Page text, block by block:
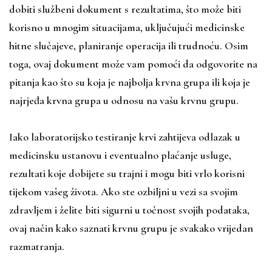
dobiti službeni dokument s rezultatima, što može biti
korisno u mnogim situacijama, uključujući medicinske
hitne slučajeve, planiranje operacija ili trudnoću. Osim
toga, ovaj dokument može vam pomoći da odgovorite na
pitanja kao što su koja je najbolja krvna grupa ili koja je
najrjeđa krvna grupa u odnosu na vašu krvnu grupu.
Iako laboratorijsko testiranje krvi zahtijeva odlazak u
medicinsku ustanovu i eventualno plaćanje usluge,
rezultati koje dobijete su trajni i mogu biti vrlo korisni
tijekom vašeg života. Ako ste ozbiljni u vezi sa svojim
zdravljem i želite biti sigurni u točnost svojih podataka,
ovaj način kako saznati krvnu grupu je svakako vrijedan
razmatranja.